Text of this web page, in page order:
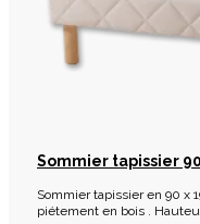
Sommier tapissier
Sommier tapissier en 90 x
piétement en bois .